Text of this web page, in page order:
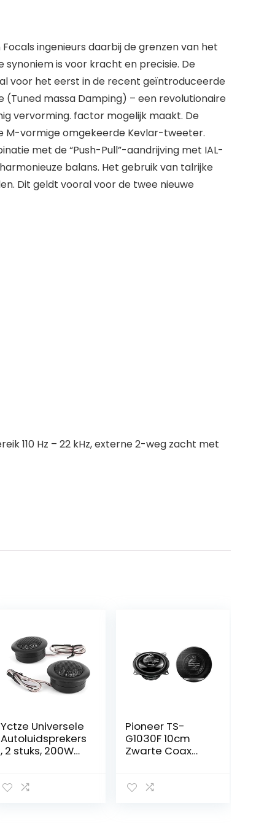
ingenieurs daarbij de grenzen van het
is voor kracht en precisie. De
voor het eerst in de recent geïntroduceerde
(Tuned massa Damping) – een revolutionaire
vervorming. factor mogelijk maakt. De
M-vormige omgekeerde Kevlar-tweeter.
met de “Push-Pull”-aandrijving met IAL-
balans. Het gebruik van talrijke
Dit geldt vooral voor de twee nieuwe
110 Hz – 22 kHz, externe 2-weg zacht met
Yctze Universele
Autoluidsprekers
, 2 stuks, 200W
Pioneer TS-
G1030F 10cm
Zwarte Coax